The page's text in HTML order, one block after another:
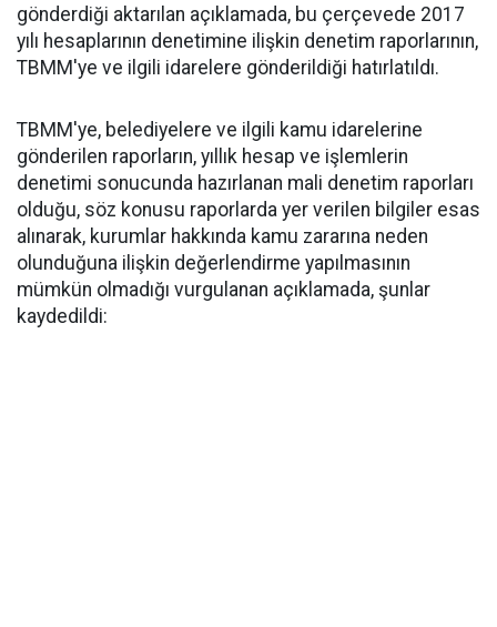
gönderdiği aktarılan açıklamada, bu çerçevede 2017
yılı hesaplarının denetimine ilişkin denetim raporlarının,
TBMM'ye ve ilgili idarelere gönderildiği hatırlatıldı.
TBMM'ye, belediyelere ve ilgili kamu idarelerine
gönderilen raporların, yıllık hesap ve işlemlerin
denetimi sonucunda hazırlanan mali denetim raporları
olduğu, söz konusu raporlarda yer verilen bilgiler esas
alınarak, kurumlar hakkında kamu zararına neden
olunduğuna ilişkin değerlendirme yapılmasının
mümkün olmadığı vurgulanan açıklamada, şunlar
kaydedildi: